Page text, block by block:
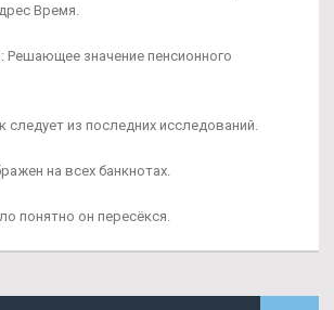
Время.
Решающее значение пенсионного
следует из последних исследований.
на всех банкнотах.
понятно он пересёкся.